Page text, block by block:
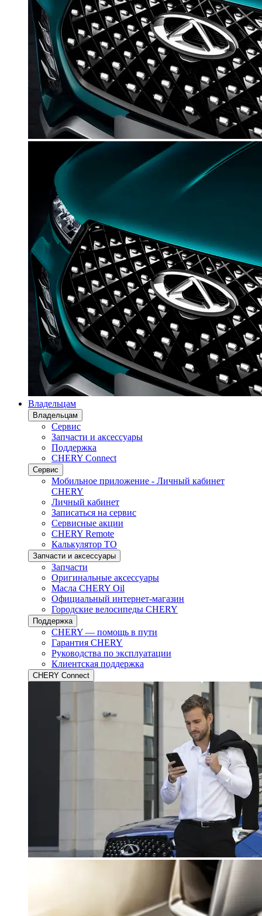
Владельцам
Владельцам
Сервис
Запчасти и аксессуары
Поддержка
CHERY Connect
Сервис
Мобильное приложение - Личный кабинет
CHERY
Личный кабинет
Записаться на сервис
Сервисные акции
CHERY Remote
Калькулятор ТО
Запчасти и аксессуары
Запчасти
Оригинальные аксессуары
Масла CHERY Oil
Официальный интернет-магазин
Городские велосипеды CHERY
Поддержка
CHERY — помощь в пути
Гарантия CHERY
Руководства по эксплуатации
Клиентская поддержка
CHERY Connect